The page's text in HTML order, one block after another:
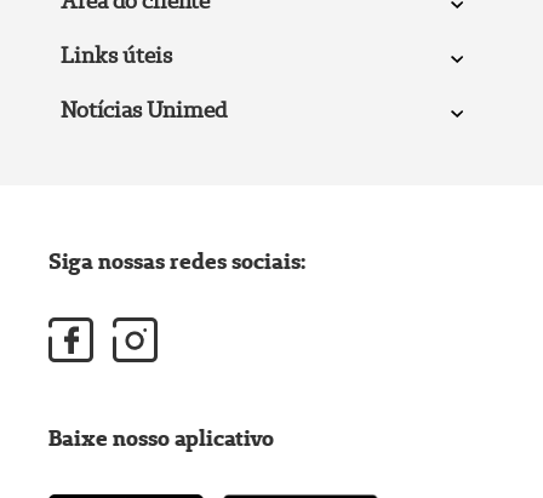
Links úteis
Notícias Unimed
Siga nossas redes sociais:
Baixe nosso aplicativo